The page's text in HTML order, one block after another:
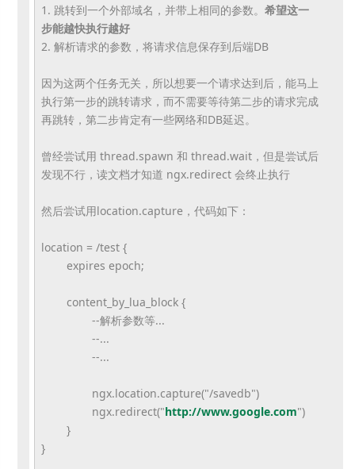
1. 跳转到一个外部域名，并带上相同的参数。 希望这一
步能越快执行越好
2. 解析请求的参数，将请求信息保存到后端DB
因为这两个任务无关，所以想要一个请求达到后， 能马上
执行第一步的跳转请求， 而不需要等待第二步的请求完成
再跳转， 第二步肯定有一些网络和DB延迟。
曾经尝试用 thread.spawn 和 thread.wait，但是尝试后
发现不行，读文档才知道 ngx.redirect 会终止执行
然后尝试用location.capture，代码如下：
location = /test {
expires epoch;
content_by_lua_block {
--解析参数等...
--...
--...
ngx.location.capture("/savedb")
ngx.redirect("http://www.google.com")
}
}